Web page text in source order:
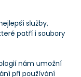
služby,
patří i soubory
nám umožní
při používání
k pásmu 68
short pozice a